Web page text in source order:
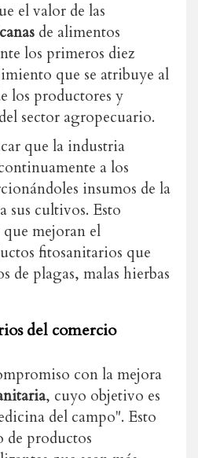
el valor de las
de alimentos
los primeros diez
que se atribuye al
los productores y
sector agropecuario.
que la industria
a los
insumos de la
sus cultivos. Esto
mejoran el
fitosanitarios que
de plagas, malas hierbas
del comercio
con la mejora
, cuyo objetivo es
del campo". Esto
de productos